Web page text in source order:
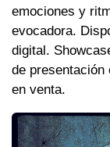
emociones y
evocadora.
digital.
de presentación
en venta.